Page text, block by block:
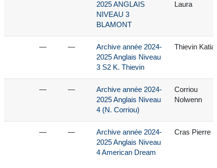
2025 ANGLAIS
NIVEAU 3
BLAMONT
Laura
— —
Archive année 2024-
2025 Anglais Niveau
3 S2 K. Thievin
Thievin Katia
— —
Archive année 2024-
2025 Anglais Niveau
4 (N. Corriou)
Corriou
Nolwenn
— —
Archive année 2024-
2025 Anglais Niveau
4 American Dream
Cras Pierre